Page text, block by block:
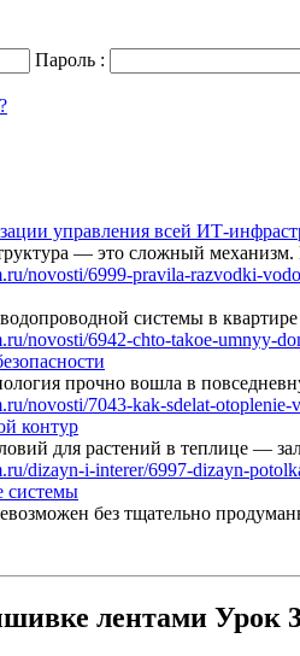
Пароль :
управления всей ИТ-
— это сложный механизм.
системы в
прочно вошла в
контур
для растений в теплице —
системы
без тщательно
лентами Урок